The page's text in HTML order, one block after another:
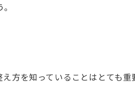
方を知っていることはとても